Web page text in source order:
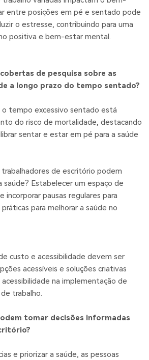
entre posições em pé e sentado pode
o estresse, contribuindo para uma
positiva e bem-estar mental.
de pesquisa sobre as
a longo prazo do tempo sentado?
o tempo excessivo sentado está
do risco de mortalidade, destacando
sentar e estar em pé para a saúde
trabalhadores de escritório podem
saúde? Estabelecer um espaço de
incorporar pausas regulares para
para melhorar a saúde no
custo e acessibilidade devem ser
acessíveis e soluções criativas
na implementação de
trabalho.
tomar decisões informadas
e priorizar a saúde, as pessoas